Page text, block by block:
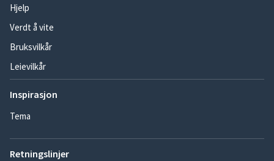
Hjelp
Verdt å vite
Bruksvilkår
Leievilkår
Inspirasjon
Tema
Retningslinjer